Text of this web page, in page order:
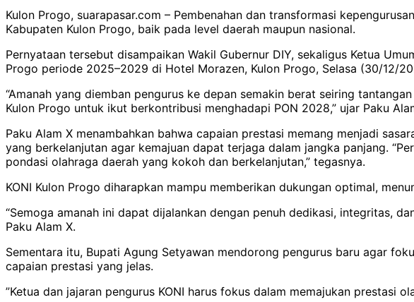
Kulon Progo, suarapasar.com – Pembenahan dan transformasi
Kabupaten Kulon Progo, baik pada level daerah maupun nasional.
Pernyataan tersebut disampaikan Wakil Gubernur DIY, sekaligus Ketua
Progo periode 2025–2029 di Hotel Morazen, Kulon Progo, Selasa (30/12/
“Amanah yang diemban pengurus ke depan semakin berat seiring
Kulon Progo untuk ikut berkontribusi menghadapi PON 2028,” ujar Paku
Paku Alam X menambahkan bahwa capaian prestasi memang menjadi
yang berkelanjutan agar kemajuan dapat terjaga dalam jangka panjang.
pondasi olahraga daerah yang kokoh dan berkelanjutan,” tegasnya.
KONI Kulon Progo diharapkan mampu memberikan dukungan optimal,
“Semoga amanah ini dapat dijalankan dengan penuh dedikasi, integritas,
Paku Alam X.
Sementara itu, Bupati Agung Setyawan mendorong pengurus baru agar
capaian prestasi yang jelas.
”Ketua dan jajaran pengurus KONI harus fokus dalam memajukan prestasi